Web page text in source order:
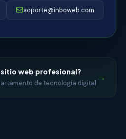
soporte@inboweb.com
sitio web profesional?
de tecnología digital →